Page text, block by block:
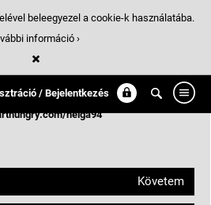
/ Bejelentkezés
Magyarország
helga94
Követem
beleegyezel a cookie-k használatába.
információ ›